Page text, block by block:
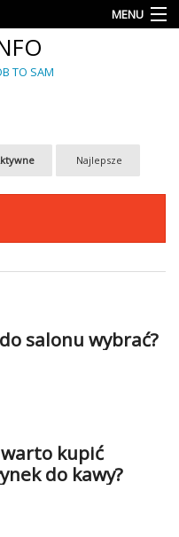
MENU
TO SAM
Najlepsze
salonu wybrać?
kupić
do kawy?